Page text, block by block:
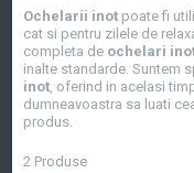
Ochelarii inot poate fi
cat si pentru zilele de
completa de ochelari
inalte standarde. Suntem
inot, oferind in acelasi
dumneavoastra sa luati
produs.
2 Produse